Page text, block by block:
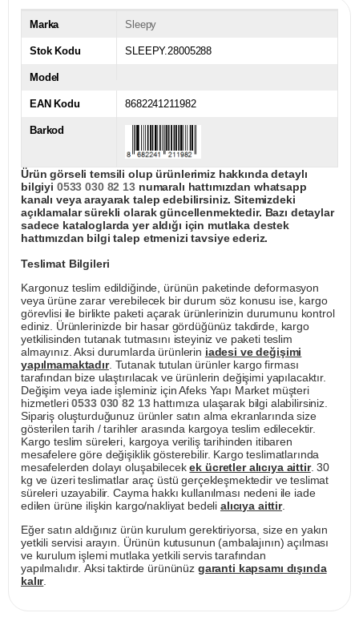
Marka Sleepy
Stok Kodu SLEEPY.28005288
Model
EAN Kodu 8682241211982
Barkod
Ürün görseli temsili olup ürünlerimiz hakkında detaylı
bilgiyi 0533 030 82 13numaralı hattımızdan whatsapp
kanalı veya arayarak talep edebilirsiniz. Sitemizdeki
açıklamalar sürekli olarak güncellenmektedir. Bazı detaylar
sadece kataloglarda yer aldığı için mutlaka destek
hattımızdan bilgi talep etmenizi tavsiye ederiz.
Teslimat Bilgileri
Kargonuz teslim edildiğinde, ürünün paketinde deformasyon
veya ürüne zarar verebilecek bir durum söz konusu ise, kargo
görevlisi ile birlikte paketi açarak ürünlerinizin durumunu kontrol
ediniz. Ürünlerinizde bir hasar gördüğünüz takdirde, kargo
yetkilisinden tutanak tutmasını isteyiniz ve paketi teslim
almayınız. Aksi durumlarda ürünlerin iadesi ve değişimi
yapılmamaktadır. Tutanak tutulan ürünler kargo firması
tarafından bize ulaştırılacak ve ürünlerin değişimi yapılacaktır.
Değişim veya iade işleminiz için Afeks Yapı Market müşteri
hizmetleri0533 030 82 13hattımıza ulaşarak bilgi alabilirsiniz.
Sipariş oluşturduğunuz ürünler satın alma ekranlarında size
gösterilen tarih / tarihler arasında kargoya teslim edilecektir.
Kargo teslim süreleri, kargoya veriliş tarihinden itibaren
mesafelere göre değişiklik gösterebilir. Kargo teslimatlarında
mesafelerden dolayı oluşabilecekek ücretler alıcıya aittir. 30
kg ve üzeri teslimatlar araç üstü gerçekleşmektedir ve teslimat
süreleri uzayabilir. Cayma hakkı kullanılması nedeni ile iade
edilen ürüne ilişkin kargo/nakliyat bedeli alıcıya aittir.
Eğer satın aldığınız ürün kurulum gerektiriyorsa, size en yakın
yetkili servisi arayın. Ürünün kutusunun (ambalajının) açılması
ve kurulum işlemi mutlaka yetkili servis tarafından
yapılmalıdır. Aksi taktirde ürününüz garanti kapsamı dışında
kalır.